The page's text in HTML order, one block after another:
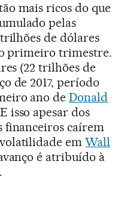
mais ricos do que
pelas
de dólares
primeiro trimestre.
(22 trilhões de
de 2017, período
ano deDonald
isso apesar dos
financeiros caírem
emWall
é atribuído à